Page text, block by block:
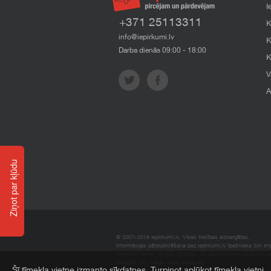
+371 25113311
info@iepirkumi.lv
Darba dienās 09:00 - 18:00
© 2007–2018 Iepirkumi.lv. Visas tiesības aizsargātas.
Informācijas pārpublicēšana bez iepirkumi.lv īpašnieka SIA
Ziņot par kļūdu